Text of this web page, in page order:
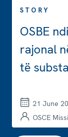
STORY
OSBE
rajonal
të
21 June
OSCE